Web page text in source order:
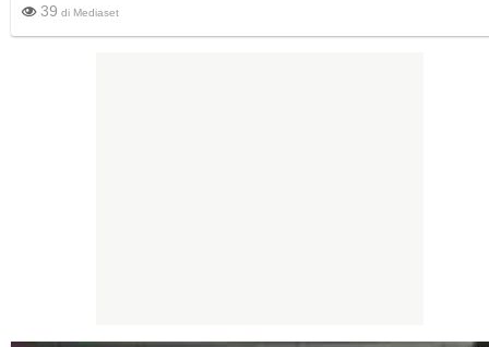
39 di Mediaset